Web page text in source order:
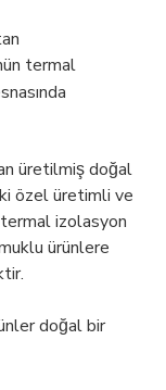
termal
üretilmiş doğal
özel üretimli ve
izolasyon
ürünlere
doğal bir